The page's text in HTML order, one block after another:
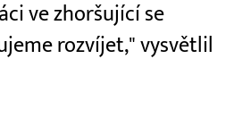
ve zhoršující se
rozvíjet," vysvětlil